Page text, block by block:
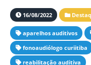
16/08/2022
aparelhos auditivos
fonoaudiólogo curiitiba
reabilitação auditiva